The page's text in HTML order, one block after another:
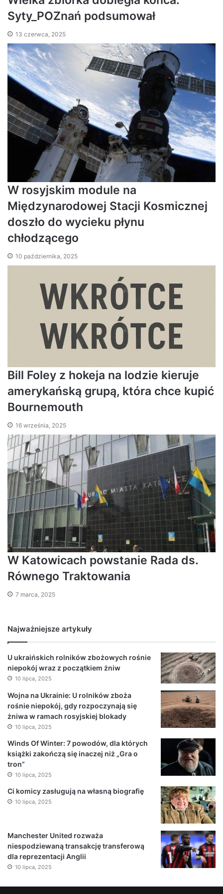
Syty_POZnań podsumował
13 czerwca, 2025
W rosyjskim module na
Międzynarodowej Stacji Kosmicznej
doszło do wycieku płynu
chłodzącego
10 października, 2025
Bill Foley z hokeja na lodzie kieruje
amerykańską grupą, która chce kupić
Bournemouth
16 września, 2025
W Katowicach powstanie Rada ds.
Równego Traktowania
7 marca, 2025
Najważniejsze artykuły
U ukraińskich rolników zbożowych rośnie
niepokój wraz z początkiem żniw
10 lipca, 2025
Wojna na Ukrainie: U rolników zboża
rośnie niepokój, gdy rozpoczynają się
żniwa w ramach rosyjskiej blokady
10 lipca, 2025
Winds Of Winter: 7 powodów, dla których
książki zakończą się inaczej niż „Gra o
tron”
10 lipca, 2025
Ci komicy zasługują na własną biografię
10 lipca, 2025
Manchester United rozważa
niespodziewaną transakcję transferową
dla reprezentacji Anglii
10 lipca, 2025